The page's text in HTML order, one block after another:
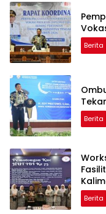
Berita
Berita
Berita